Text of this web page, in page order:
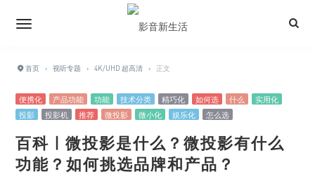
首页 › 视听专题 › 4K/UHD 超高清 › 正文
便携化 产品功能 功能 技术分类 精巧化 如何选 什么
实用化
投影
投影机 推荐 微投影 微小化 娱乐化 怎么选
百科 | 微投影是什么？微投影有什么
功能？如何挑选品牌和产品？